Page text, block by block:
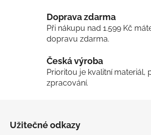
í
p
y
Doprava zdarma
Při nákupu nad 1.599 Kč
dopravu zdarma.
Česká výroba
Prioritou je kvalitní materiál,
zpracování.
Užitečné odkazy